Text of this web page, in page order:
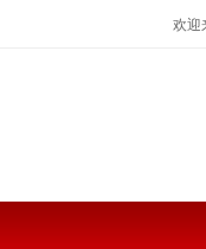
欢迎